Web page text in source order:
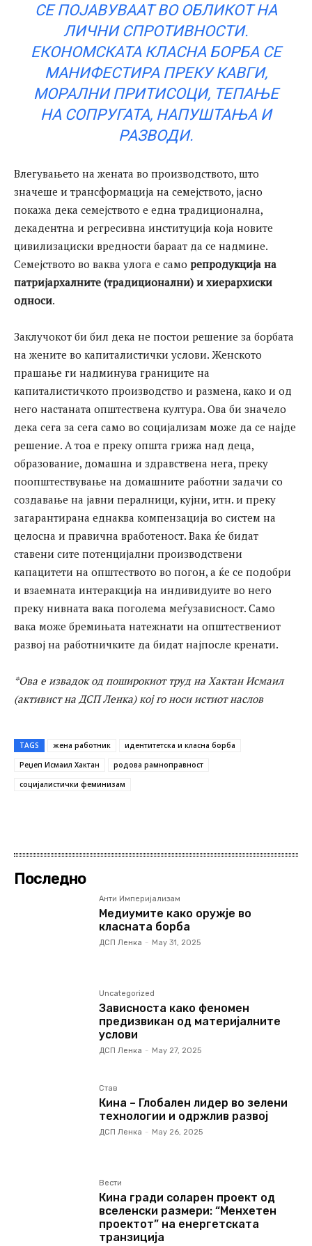
СЕ ПОЈАВУВААТ ВО ОБЛИКОТ НА
ЛИЧНИ СПРОТИВНОСТИ.
ЕКОНОМСКАТА КЛАСНА БОРБА СЕ
МАНИФЕСТИРА ПРЕКУ КАВГИ,
МОРАЛНИ ПРИТИСОЦИ, ТЕПАЊЕ
НА СОПРУГАТА, НАПУШТАЊА И
РАЗВОДИ.
Влегувањето на жената во производството, што
значеше и трансформација на семејството, јасно
покажа дека семејството е една традиционална,
декадентна и регресивна институција која новите
цивилизациски вредности бараат да се надмине.
Семејството во ваква улога е само репродукција на
патријархалните (традиционални) и хиерархиски
односи.
Заклучокот би бил дека не постои решение за борбата
на жените во капиталистички услови. Женското
прашање ги надминува границите на
капиталистичкото производство и размена, како и од
него настаната општествена култура. Ова би значело
дека сега за сега само во социјализам може да се најде
решение. А тоа е преку општа грижа над деца,
образование, домашна и здравствена нега, преку
поопштествување на домашните работни задачи со
создавање на јавни пералници, кујни, итн. и преку
загарантирана еднаква компензација во систем на
целосна и правична вработеност. Вака ќе бидат
ставени сите потенцијални производствени
капацитети на општеството во погон, а ќе се подобри
и взаемната интеракција на индивидуите во него
преку нивната вака поголема меѓузависност. Само
вака може бремињата натежнати на општествениот
развој на работничките да бидат најпосле кренати.
*Ова е извадок од поширокиот труд на Хактан Исмаил
(активист на ДСП Ленка) кој го носи истиот наслов
TAGS жена работник
идентитетска и класна борба
Реџеп Исмаил Хактан
родова рамноправност
социјалистички феминизам
Последно
Анти Империјализам
Медиумите како оружје во
класната борба
ДСП Ленка - May 31, 2025
Uncategorized
Зависноста како феномен
предизвикан од материјалните
услови
ДСП Ленка - May 27, 2025
Став
Кина – Глобален лидер во зелени
технологии и одржлив развој
ДСП Ленка - May 26, 2025
Вести
Кина гради соларен проект од
вселенски размери: “Менхетен
проектот” на енергетската
транзиција